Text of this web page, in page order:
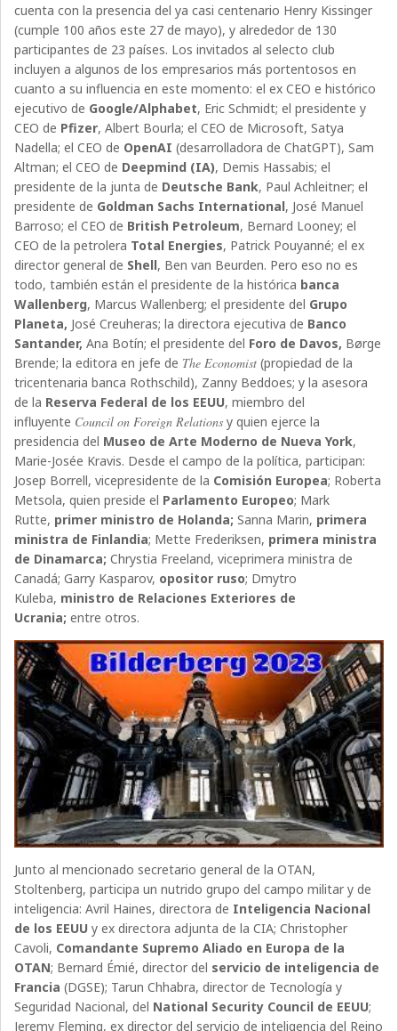
cuenta con la presencia del ya casi centenario Henry Kissinger
(cumple 100 años este 27 de mayo), y alrededor de 130
participantes de 23 países. Los invitados al selecto club
incluyen a algunos de los empresarios más portentosos en
cuanto a su influencia en este momento: el ex CEO e histórico
ejecutivo de Google/Alphabet, Eric Schmidt; el presidente y
CEO de Pfizer, Albert Bourla; el CEO de Microsoft, Satya
Nadella; el CEO de OpenAI (desarrolladora de ChatGPT), Sam
Altman; el CEO de Deepmind (IA), Demis Hassabis; el
presidente de la junta de Deutsche Bank, Paul Achleitner; el
presidente de Goldman Sachs International, José Manuel
Barroso; el CEO de British Petroleum, Bernard Looney; el
CEO de la petrolera Total Energies, Patrick Pouyanné; el ex
director general de Shell, Ben van Beurden. Pero eso no es
todo, también están el presidente de la histórica banca
Wallenberg, Marcus Wallenberg; el presidente del Grupo
Planeta, José Creuheras; la directora ejecutiva de Banco
Santander, Ana Botín; el presidente del Foro de Davos, Børge
Brende; la editora en jefe de The Economist (propiedad de la
tricentenaria banca Rothschild), Zanny Beddoes; y la asesora
de la Reserva Federal de los EEUU, miembro del
influyente Council on Foreign Relations y quien ejerce la
presidencia del Museo de Arte Moderno de Nueva York,
Marie-Josée Kravis. Desde el campo de la política, participan:
Josep Borrell, vicepresidente de la Comisión Europea; Roberta
Metsola, quien preside el Parlamento Europeo; Mark
Rutte, primer ministro de Holanda; Sanna Marin, primera
ministra de Finlandia; Mette Frederiksen, primera ministra
de Dinamarca; Chrystia Freeland, viceprimera ministra de
Canadá; Garry Kasparov, opositor ruso; Dmytro
Kuleba, ministro de Relaciones Exteriores de
Ucrania; entre otros.
Junto al mencionado secretario general de la OTAN,
Stoltenberg, participa un nutrido grupo del campo militar y de
inteligencia: Avril Haines, directora de Inteligencia Nacional
de los EEUU y ex directora adjunta de la CIA; Christopher
Cavoli, Comandante Supremo Aliado en Europa de la
OTAN; Bernard Émié, director del servicio de inteligencia de
Francia (DGSE); Tarun Chhabra, director de Tecnología y
Seguridad Nacional, del National Security Council de EEUU;
Jeremy Fleming, ex director del servicio de inteligencia del Reino